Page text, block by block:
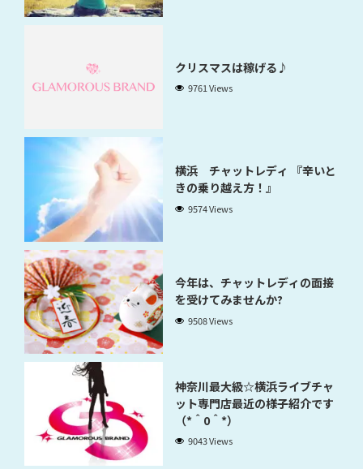
クリスマスは稼げる♪
9761 Views
横浜 チャットレディ 『辛いと
きの乗り越え方！』
9574 Views
今年は、チャットレディの面接
を受けてみませんか?
9508 Views
神奈川最大級☆横浜ライブチャ
ット専門店最近の様子紹介です
（*＾0＾*）
9043 Views